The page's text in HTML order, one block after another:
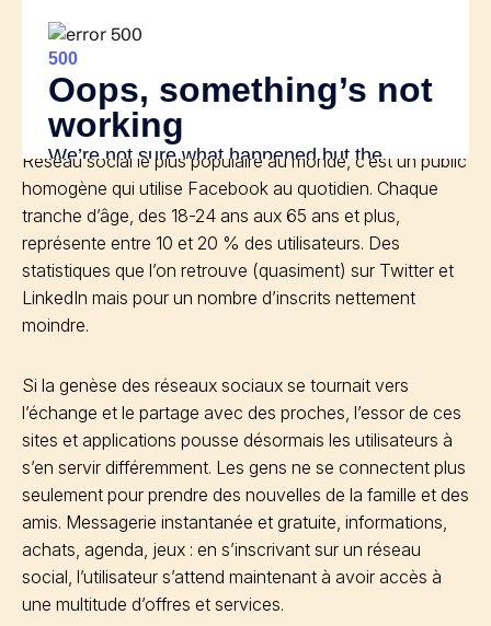
Réseau social le plus populaire au monde, c’est un public
homogène qui utilise Facebook au quotidien. Chaque
tranche d’âge, des 18-24 ans aux 65 ans et plus,
représente entre 10 et 20 % des utilisateurs. Des
statistiques que l’on retrouve (quasiment) sur Twitter et
LinkedIn mais pour un nombre d’inscrits nettement
moindre.
Si la genèse des réseaux sociaux se tournait vers
l’échange et le partage avec des proches, l’essor de ces
sites et applications pousse désormais les utilisateurs à
s’en servir différemment. Les gens ne se connectent plus
seulement pour prendre des nouvelles de la famille et des
amis. Messagerie instantanée et gratuite, informations,
achats, agenda, jeux : en s’inscrivant sur un réseau
social, l’utilisateur s’attend maintenant à avoir accès à
une multitude d’offres et services.